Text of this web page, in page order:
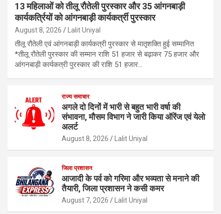
13 महिलाओं को तीलू रौतेली पुरस्कार और 35 आंगनबाड़ी
कार्यकर्त्रियों को आंगनबाड़ी कार्यकर्त्री पुरस्कार
August 8, 2026 Lalit Uniyal
तीलू रौतेली एवं आंगनबाड़ी कार्यकत्री पुरस्कार से मातृशक्ति हुई सम्मानित
*तीलू रौतेली पुरस्कार की सम्मान राशि 51 हजार से बढ़ाकर 75 हजार और
आंगनबाड़ी कार्यकत्री पुरस्कार की राशि 51 हजार…
राज्य समाचार
अगले दो दिनों में भारी से बहुत भारी वर्षा की
संभावना, मौसम विभाग ने जारी किया ऑरेंज एवं येलो
अलर्ट
August 8, 2026 Lalit Uniyal
जिला प्रशासन
आजादी के पर्व को गरिमा और भव्यता से मनाने की
तैयारी, जिला प्रशासन ने कसी कमर
August 7, 2026 Lalit Uniyal